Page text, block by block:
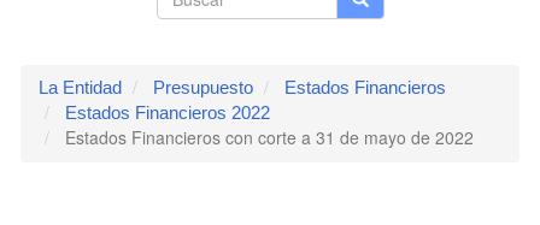
La Entidad Presupuesto
Estados Financieros
Estados Financieros 2022
Estados Financieros con corte a 31 de mayo de 2022